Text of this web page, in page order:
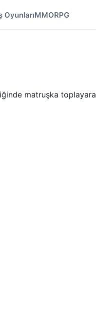
OyunlarıMMORPG
matruşka